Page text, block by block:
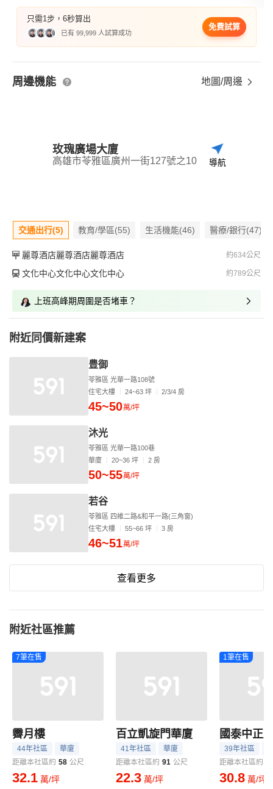
只需1步，6秒算出
已有 99,999 人試算成功
免費試算
周邊機能 地圖/周邊
玫瑰廣場大廈
高雄市苓雅區廣州一街127號之10 導航
交通出行(5) 教育/學區(55) 生活機能(46) 醫療/銀行(47)
麗尊酒店麗尊酒店麗尊酒店 約634公尺
文化中心文化中心文化中心 約789公尺
上班高峰期周圍是否堵車？
附近同價新建案
豊御
苓雅區 光華一路108號
住宅大樓
24~63 坪 2/3/4 房
45~50萬/坪
沐光
苓雅區 光華一路100巷
華廈
20~36 坪 2 房
50~55萬/坪
若谷
苓雅區 四維二路&和平一路(三角窗)
住宅大樓
55~66 坪 3 房
46~51萬/坪
查看更多
附近社區推薦
7筆在售
霽月樓
44年社區
華廈
距離本社區約 58 公尺
32.1 萬/坪
百立凱旋門華廈
41年社區
華廈
距離本社區約 91 公尺
22.3 萬/坪
1筆在售
國泰中正
39年社區
距離本社區約
30.8 萬/坪